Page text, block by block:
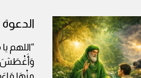
الدعوة
“اللهم
وَأَغْطَشَ
مِنْهَا